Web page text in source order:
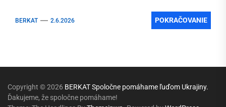
BERKAT 2.6.2026 POKRAČOVANIE
Copyright © 2026 BERKAT Spoločne pomáhame ľuďom Ukrajiny.
Ďakujeme, že spoločne pomáhame!